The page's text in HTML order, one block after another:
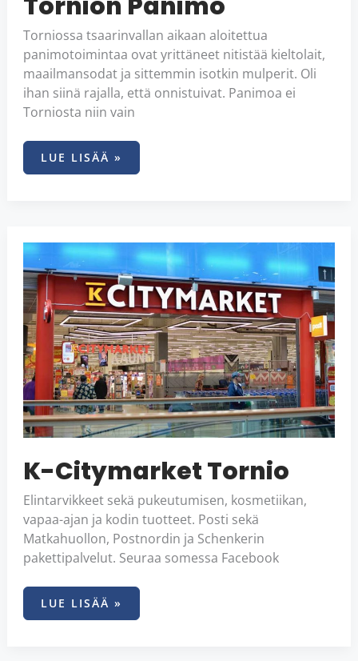
Torniossa tsaarinvallan aikaan aloitettua
panimotoimintaa ovat yrittäneet nitistää kieltolait,
maailmansodat ja sittemmin isotkin mulperit. Oli
ihan siinä rajalla, että onnistuivat. Panimoa ei
Torniosta niin vain
LUE LISÄÄ »
K-Citymarket Tornio
Elintarvikkeet sekä pukeutumisen, kosmetiikan,
vapaa-ajan ja kodin tuotteet. Posti sekä
Matkahuollon, Postnordin ja Schenkerin
pakettipalvelut. Seuraa somessa Facebook
K-
CITYMARKET
TORNIO
LUE LISÄÄ »